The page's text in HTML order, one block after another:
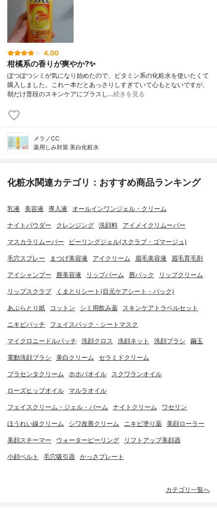
4.00
柑橘系の香りが爽やか?✨
ぽつぽつシミが気になり始めたので、ビタミン系の化粧水を使いたくて
購入しました。これ一本だとあっさりしすぎていて心もとないですが、
朝だけ普段のスキンケアにプラスし…続きを見る
メラノCC
薬用しみ対策 美白化粧水
化粧水関連カテゴリ：おすすめ商品ランキング
乳液 美容液 導入液 オールインワンジェル・クリーム
ナイトパウダー クレンジング 洗顔料 アイメイクリムーバー
マスカラリムーバー ピーリングジェル(スクラブ・ゴマージュ)
毛穴スプレー まつげ美容液 アイクリーム 眉毛美容液 眉毛育毛剤
アイシャンプー 唇美容液 リップバーム 唇パック リップクリーム
リップスクラブ くまとりシート(目元ケアシート・パック)
あぶらとり紙 コットン シミ用飲み薬 スキンケアトラベルセット
ニキビパッチ フェイスパック・シートマスク
マイクロニードルパッチ 洗顔クロス 洗顔ネット 洗顔ブラシ 繭玉
電動洗顔ブラシ 美白クリーム セラミドクリーム
プラセンタクリーム ホホバオイル スクワランオイル
ローズヒップオイル マルラオイル
フェイスクリーム・ジェル・バーム ナイトクリーム ワセリン
ほうれい線クリーム シワ改善クリーム ニキビ塗り薬 美顔ローラー
美顔スチーマー ウォーターピーリング リフトアップ美顔器
小顔ベルト 毛穴吸引器 かっさプレート
カテゴリ一覧へ